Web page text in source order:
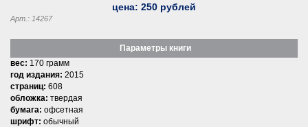
цена: 250 рублей
Арт.: 14267
Параметры книги
вес: 170 грамм
год издания: 2015
страниц: 608
обложка: твердая
бумага: офсетная
шрифт: обычный